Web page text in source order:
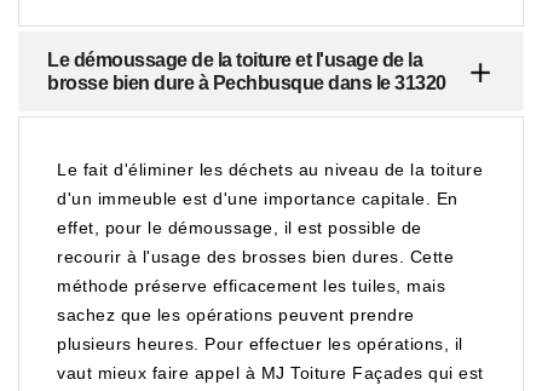
Le démoussage de la toiture et l'usage de la
brosse bien dure à Pechbusque dans le 31320
Le fait d'éliminer les déchets au niveau de la toiture
d'un immeuble est d'une importance capitale. En
effet, pour le démoussage, il est possible de
recourir à l'usage des brosses bien dures. Cette
méthode préserve efficacement les tuiles, mais
sachez que les opérations peuvent prendre
plusieurs heures. Pour effectuer les opérations, il
vaut mieux faire appel à MJ Toiture Façades qui est